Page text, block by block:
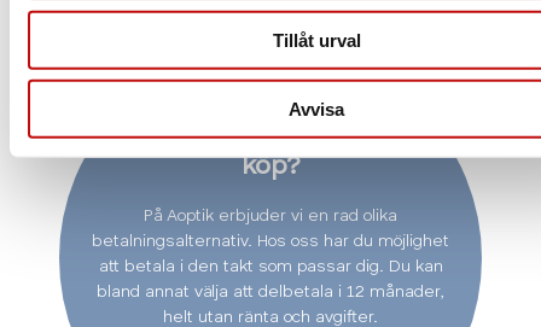
Tillåt urval
Avvisa
Vill du delbetala ditt
köp?
På Aoptik erbjuder vi en rad olika
betalningsalternativ. Hos oss har du möjlighet
att betala i den takt som passar dig. Du kan
bland annat välja att delbetala i 12 månader,
helt utan ränta och avgifter.